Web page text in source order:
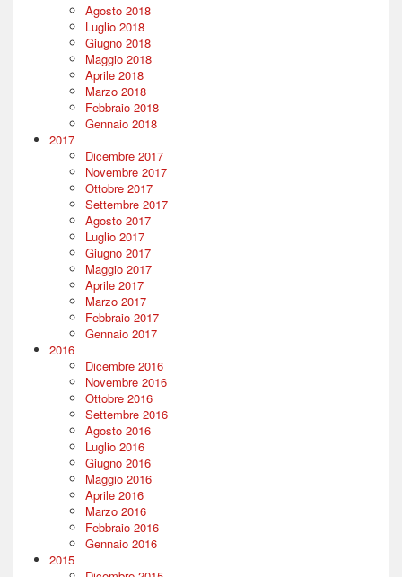
Agosto 2018
Luglio 2018
Giugno 2018
Maggio 2018
Aprile 2018
Marzo 2018
Febbraio 2018
Gennaio 2018
2017
Dicembre 2017
Novembre 2017
Ottobre 2017
Settembre 2017
Agosto 2017
Luglio 2017
Giugno 2017
Maggio 2017
Aprile 2017
Marzo 2017
Febbraio 2017
Gennaio 2017
2016
Dicembre 2016
Novembre 2016
Ottobre 2016
Settembre 2016
Agosto 2016
Luglio 2016
Giugno 2016
Maggio 2016
Aprile 2016
Marzo 2016
Febbraio 2016
Gennaio 2016
2015